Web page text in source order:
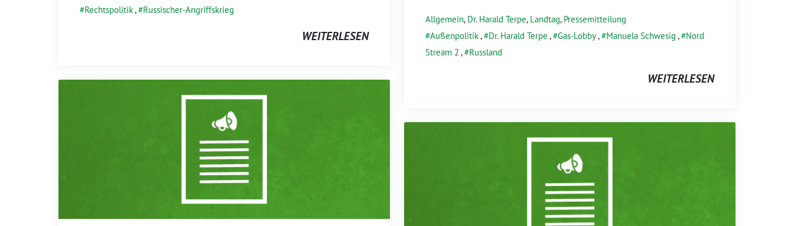
Rechtspolitik, Russischer-Angriffskrieg
WEITERLESEN
Allgemein, Dr. Harald Terpe, Landtag, Pressemitteilung
Außenpolitik, Dr. Harald Terpe , Gas-Lobby, Manuela Schwesig ,
Nord
Stream 2 , Russland
WEITERLESEN